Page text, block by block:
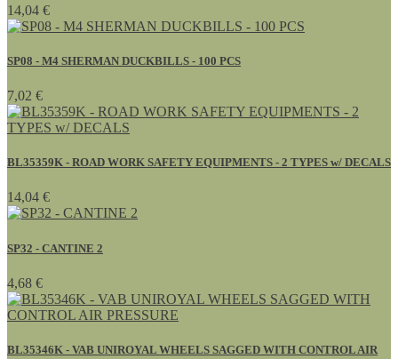
14,04 €
SP08 - M4 SHERMAN DUCKBILLS - 100 PCS
7,02 €
BL35359K - ROAD WORK SAFETY EQUIPMENTS - 2 TYPES w/ DECALS
14,04 €
SP32 - CANTINE 2
4,68 €
BL35346K - VAB UNIROYAL WHEELS SAGGED WITH CONTROL AIR